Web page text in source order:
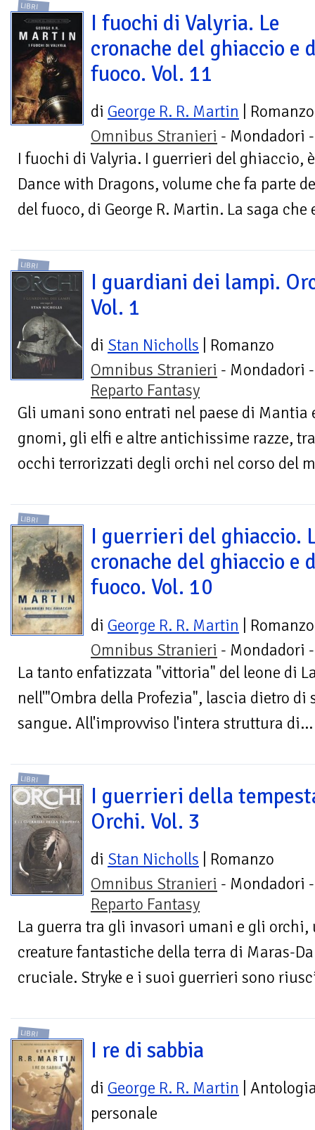
LIBRI
I fuochi di Valyria. Le
cronache del ghiaccio e
fuoco. Vol. 11
di George R. R. Martin | Romanzo
Omnibus Stranieri - Mondadori
I fuochi di Valyria. I guerrieri del ghiaccio,
Dance with Dragons, volume che fa parte
del fuoco, di George R. Martin. La saga
LIBRI
I guardiani dei lampi.
Vol. 1
di Stan Nicholls | Romanzo
Omnibus Stranieri - Mondadori -
Reparto Fantasy
Gli umani sono entrati nel paese di
gnomi, gli elfi e altre antichissime razze,
occhi terrorizzati degli orchi nel corso del
LIBRI
I guerrieri del ghiaccio.
cronache del ghiaccio e
fuoco. Vol. 10
di George R. R. Martin | Romanzo
Omnibus Stranieri - Mondadori
La tanto enfatizzata "vittoria" del leone di
nell'"Ombra della Profezia", lascia dietro
sangue. All'improvviso l'intera struttura di...
LIBRI
I guerrieri della
Orchi. Vol. 3
di Stan Nicholls | Romanzo
Omnibus Stranieri - Mondadori -
Reparto Fantasy
La guerra tra gli invasori umani e gli
creature fantastiche della terra di Maras-
cruciale. Stryke e i suoi guerrieri sono
LIBRI
I re di sabbia
di George R. R. Martin |
personale